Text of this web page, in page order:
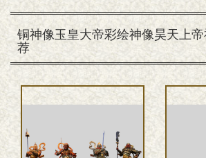
铜神像玉皇大帝彩绘神像昊天上
荐